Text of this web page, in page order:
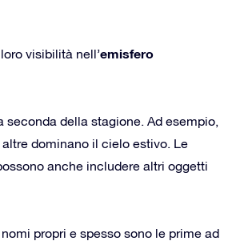
visibilità nell’emisfero
seconda della stagione. Ad esempio,
dominano il cielo estivo. Le
anche includere altri oggetti
propri e spesso sono le prime ad